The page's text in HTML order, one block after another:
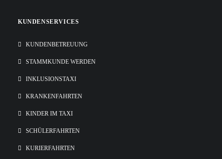
KUNDENSERVICES
KUNDENBETREUUNG
STAMMKUNDE WERDEN
INKLUSIONSTAXI
KRANKENFAHRTEN
KINDER IM TAXI
SCHÜLERFAHRTEN
KURIERFAHRTEN